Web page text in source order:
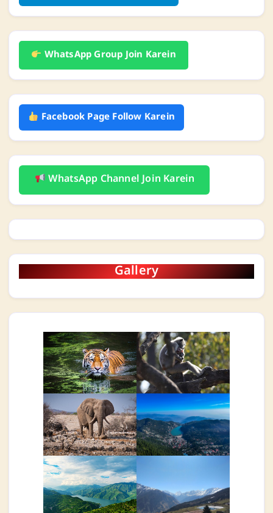
WhatsApp Group Join Karein
Facebook Page Follow Karein
WhatsApp Channel Join Karein
Gallery